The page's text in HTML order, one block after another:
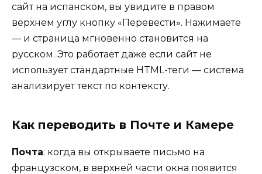
сайт на испанском, вы увидите в правом
верхнем углу кнопку «Перевести». Нажимаете
— и страница мгновенно становится на
русском. Это работает даже если сайт не
использует стандартные HTML-теги — система
анализирует текст по контексту.
Как переводить в Почте и Камере
Почта: когда вы открываете письмо на
французском, в верхней части окна появится